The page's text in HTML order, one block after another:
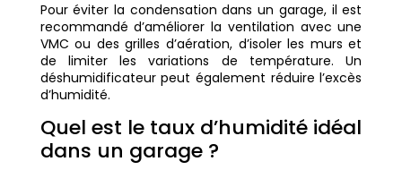
Pour éviter la condensation dans un garage, il est
recommandé d’améliorer la ventilation avec une
VMC ou des grilles d’aération, d’isoler les murs et
de limiter les variations de température. Un
déshumidificateur peut également réduire l’excès
d’humidité.
Quel est le taux d’humidité idéal
dans un garage ?